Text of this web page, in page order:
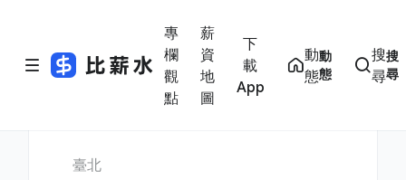
專
欄
觀
點
薪
資
地
圖
下
載
App
動
態
動
態
搜
尋
搜
尋
臺北